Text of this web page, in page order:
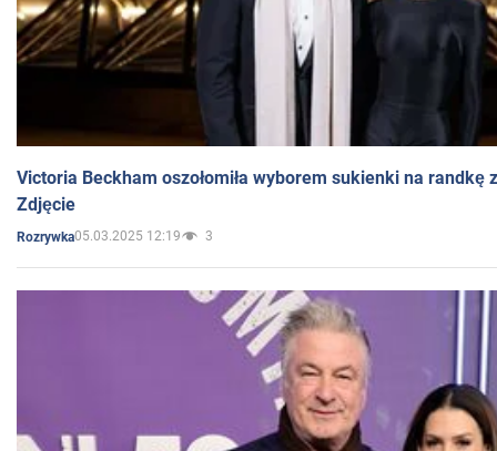
Victoria Beckham oszołomiła wyborem sukienki na randkę
Zdjęcie
Rozrywka05.03.2025 12:19 3